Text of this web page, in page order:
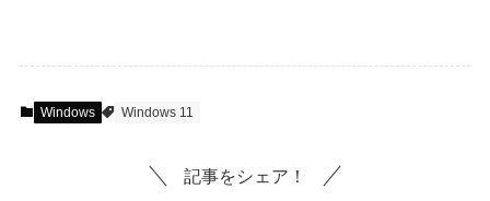
Windows Windows 11
記事をシェア！